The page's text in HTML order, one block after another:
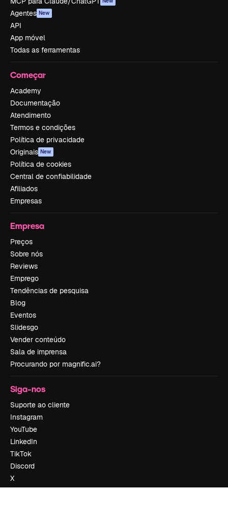
Agentes New
API
App móvel
Todas as ferramentas
Começar
Academy
Documentação
Atendimento
Termos e condições
Política de privacidade
Originais New
Política de cookies
Central de confiabilidade
Afiliados
Empresas
Empresa
Preços
Sobre nós
Reviews
Emprego
Tendências de pesquisa
Blog
Eventos
Slidesgo
Vender conteúdo
Sala de imprensa
Procurando por magnific.ai?
Siga-nos
Suporte ao cliente
Instagram
YouTube
LinkedIn
TikTok
Discord
X
Reddit